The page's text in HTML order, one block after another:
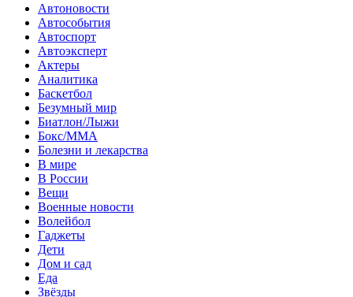
Автоновости
Автособытия
Автоспорт
Автоэксперт
Актеры
Аналитика
Баскетбол
Безумный мир
Биатлон/Лыжи
Бокс/MMA
Болезни и лекарства
В мире
В России
Вещи
Военные новости
Волейбол
Гаджеты
Дети
Дом и сад
Еда
Звёзды